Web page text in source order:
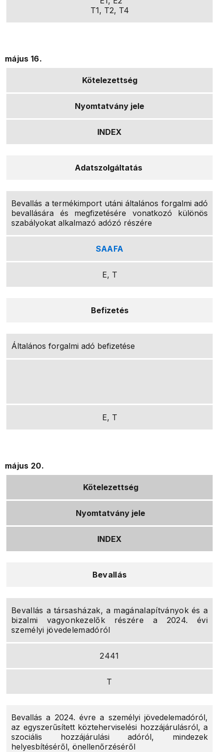
T1, T2, T4
május 16.
Kötelezettség
Nyomtatvány jele
INDEX
Adatszolgáltatás
Bevallás a termékimport utáni általános forgalmi adó
bevallására és megfizetésére vonatkozó különös
szabályokat alkalmazó adózó részére
SAAFA
E, T
Befizetés
Általános forgalmi adó befizetése
E, T
május 20.
Kötelezettség
Nyomtatvány jele
INDEX
Bevallás
Bevallás a társasházak, a magánalapítványok és a
bizalmi vagyonkezelők részére a 2024. évi
személyi jövedelemadóról
2441
T
Bevallás a 2024. évre a személyi jövedelemadóról,
az egyszerűsített közteherviselési hozzájárulásról, a
szociális hozzájárulási adóról, mindezek
helyesbítéséről, önellenőrzéséről